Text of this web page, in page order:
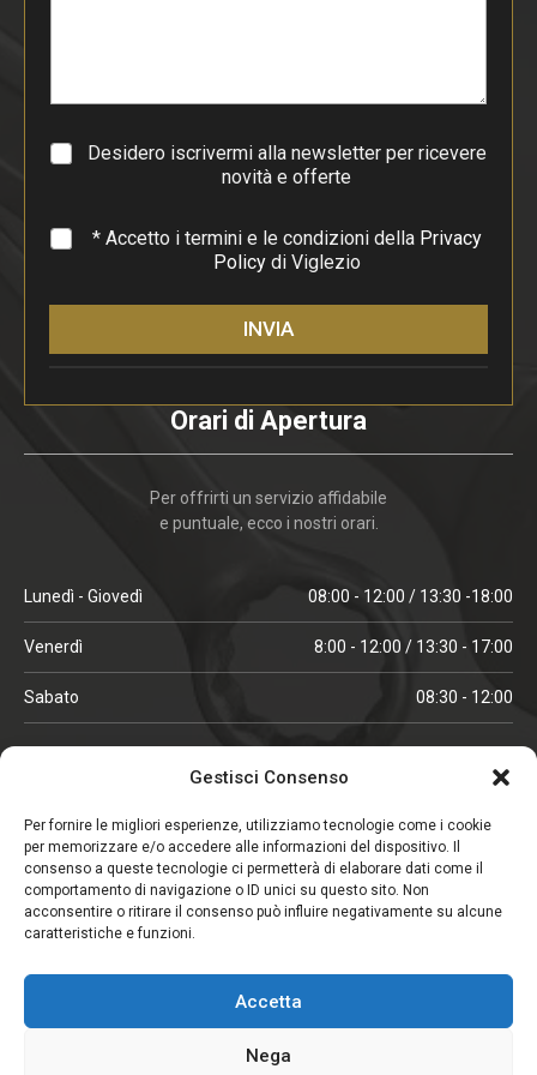
Gestisci Consenso
Per fornire le migliori esperienze, utilizziamo tecnologie come i cookie
per memorizzare e/o accedere alle informazioni del dispositivo. Il
consenso a queste tecnologie ci permetterà di elaborare dati come il
comportamento di navigazione o ID unici su questo sito. Non
acconsentire o ritirare il consenso può influire negativamente su alcune
caratteristiche e funzioni.
Accetta
Nega
g
a
f
Desidero iscrivermi alla newsletter per ricevere
novità e offerte
* * Accetto i termini e le condizioni della Privacy
Policydi Viglezio
INVIA
Orari di Apertura
Per offrirti un servizio affidabile
e puntuale, ecco i nostri orari.
Lunedì - Giovedì 08:00 - 12:00 / 13:30 -18:00
Venerdì 8:00 - 12:00 / 13:30 - 17:00
Sabato 08:30 - 12:00
ORARI IN ALTA STAGIONE
Lunedì - Venerdì 08:00 - 12:00 / 13:30 -18:00
Sabato 08:00 - 12:00
CHIUSO IL SABATO
(gennaio, febbraio, agosto, settembre)